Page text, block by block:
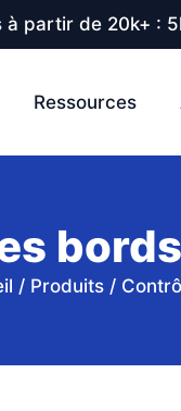
partir de 20k+
Ressources
/ Produits /